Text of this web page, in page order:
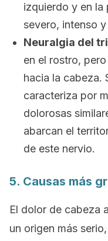
izquierdo y en la
severo, intenso
Neuralgia del
en el rostro,
hacia la cabeza.
caracteriza por
dolorosas
abarcan el
de este nervio.
5. Causas más
El dolor de cabeza
un origen más